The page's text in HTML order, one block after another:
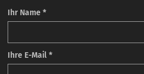
Ihr Name *
Ihre E-Mail *